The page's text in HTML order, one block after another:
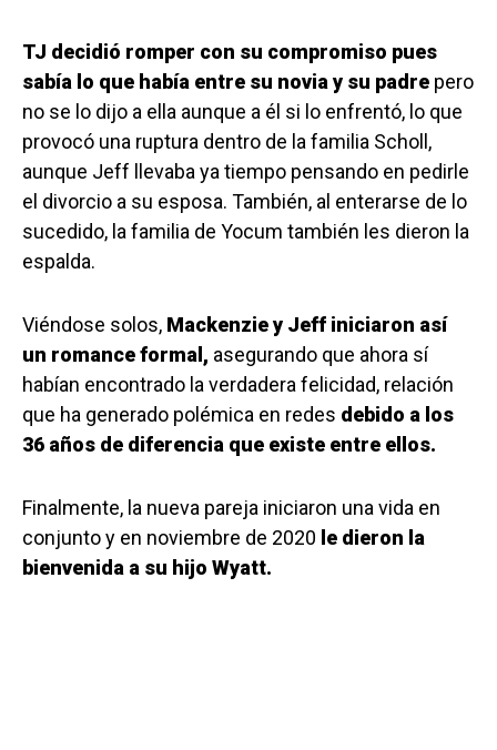
TJ decidió romper con su compromiso pues
sabía lo que había entre su novia y su padre pero
no se lo dijo a ella aunque a él si lo enfrentó, lo que
provocó una ruptura dentro de la familia Scholl,
aunque Jeff llevaba ya tiempo pensando en pedirle
el divorcio a su esposa. También, al enterarse de lo
sucedido, la familia de Yocum también les dieron la
espalda.
Viéndose solos, Mackenzie y Jeff iniciaron así
un romance formal, asegurando que ahora sí
habían encontrado la verdadera felicidad, relación
que ha generado polémica en redes debido a los
36 años de diferencia que existe entre ellos.
Finalmente, la nueva pareja iniciaron una vida en
conjunto y en noviembre de 2020 le dieron la
bienvenida a su hijo Wyatt.